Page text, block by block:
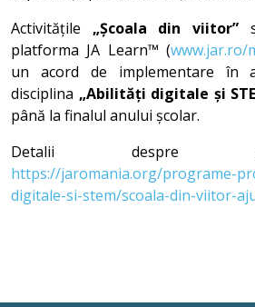
Activitățile „Școala din viitor”
platforma JA Learn™ (www.jar.ro/
un acord de implementare în
disciplina „Abilități digitale și
până la finalul anului școlar.
Detalii despre
https://jaromania.org/programe-
digitale-si-stem/scoala-din-viitor-